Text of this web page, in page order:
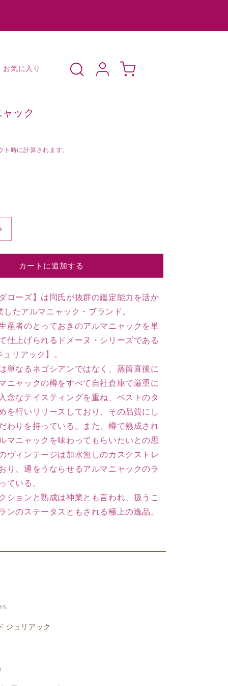
お気に入り
グ
イ
ー
ャック
ト時に計算されます。
1944
ャ
数
や
カートに追加する
ローズ】は同氏が抜群の鑑定能力を活か
したアルマニャック・ブランド。
産者のとっておきのアルマニャックを単
仕上げられるドメーヌ・シリーズである
ュリアック】。
単なるネゴシアンではなく、蒸留直後に
ニャックの樽をすべて自社倉庫で厳重に
念なテイスティングを重ね、ベストのタ
を行いリリースしており、その品質にし
わりを持っている。また、樽で熟成され
マニャックを味わってもらいたいとの思
ヴィンテージは加水無しのカスクストレ
り、通をうならせるアルマニャックのラ
ている。
ションと熟成は神業とも言われ、扱うこ
ンのステータスともされる極上の逸品。
ジュリアック